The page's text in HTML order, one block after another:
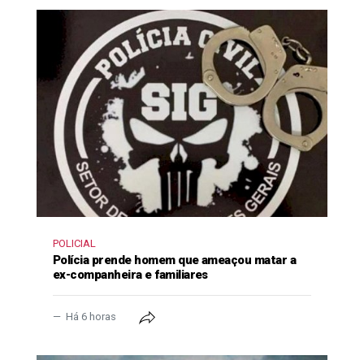
POLICIAL
Polícia prende homem que ameaçou matar a
ex-companheira e familiares
Há 6 horas